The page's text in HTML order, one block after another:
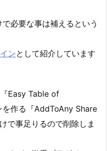
必要な事は補えるという
ンとして紹介しています
Easy Table of
作る『AddToAny Share
で事足りるので削除しま